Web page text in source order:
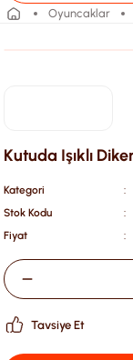
Oyuncaklar
Kutuda Işıklı
Kategori
Stok Kodu
Fiyat
Tavsiye Et